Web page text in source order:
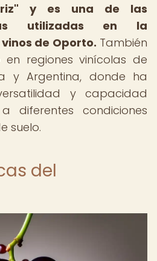
y es una de las
utilizadas en la
de Oporto. También
regiones vinícolas de
y Argentina, donde ha
y capacidad
diferentes condiciones
suelo.
del